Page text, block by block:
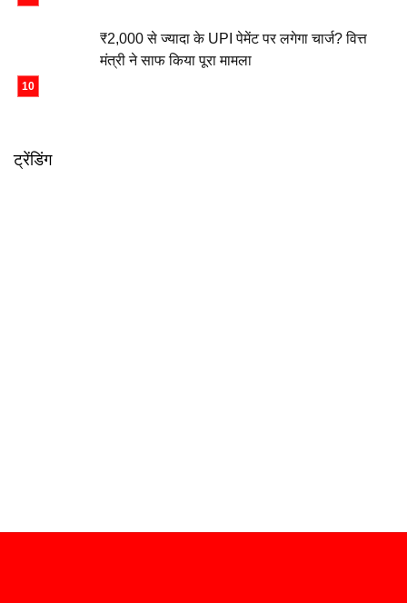
₹2,000 से ज्यादा के UPI पेमेंट पर लगेगा चार्ज? वित्त
मंत्री ने साफ किया पूरा मामला
ट्रेंडिंग